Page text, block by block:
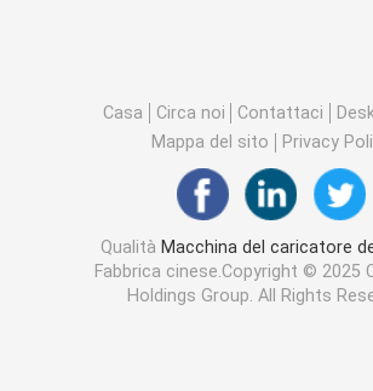
Casa Circa noi Contattaci
Mappa del sito
Privacy
Qualità Macchina del caricatore
Fabbrica cinese.Copyright © 2025
Holdings Group. All Rights